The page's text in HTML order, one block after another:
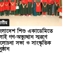
শিশু একাডেমিতে
গণ-অভ্যুত্থান স্মরণে
সভা ও সাংস্কৃতিক